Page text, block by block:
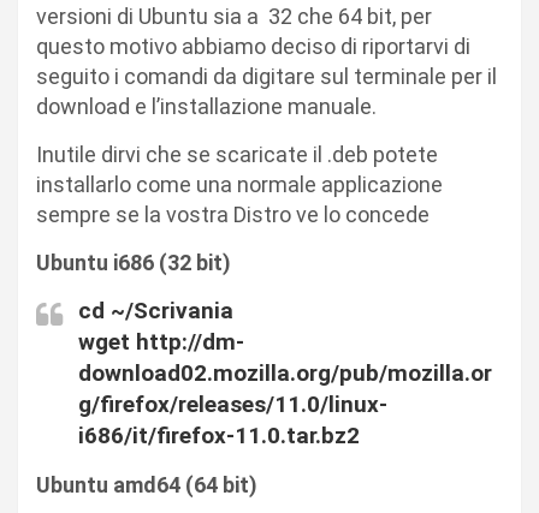
versioni di Ubuntu sia a 32 che 64 bit, per
questo motivo abbiamo deciso di riportarvi di
seguito i comandi da digitare sul terminale per il
download e l’installazione manuale.
Inutile dirvi che se scaricate il .deb potete
installarlo come una normale applicazione
sempre se la vostra Distro ve lo concede
Ubuntu i686 (32 bit)
cd ~/Scrivania
wget http://dm-
download02.mozilla.org/pub/mozilla.or
g/firefox/releases/11.0/linux-
i686/it/firefox-11.0.tar.bz2
Ubuntu amd64 (64 bit)